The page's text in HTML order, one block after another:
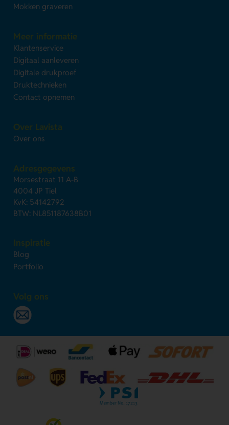
Mokken graveren
Meer informatie
Klantenservice
Digitaal aanleveren
Digitale drukproef
Druktechnieken
Contact opnemen
Over Lavista
Over ons
Adresgegevens
Morsestraat 11 A-B
4004 JP Tiel
KvK: 54142792
BTW: NL851187638B01
Inspiratie
Blog
Portfolio
Volg ons